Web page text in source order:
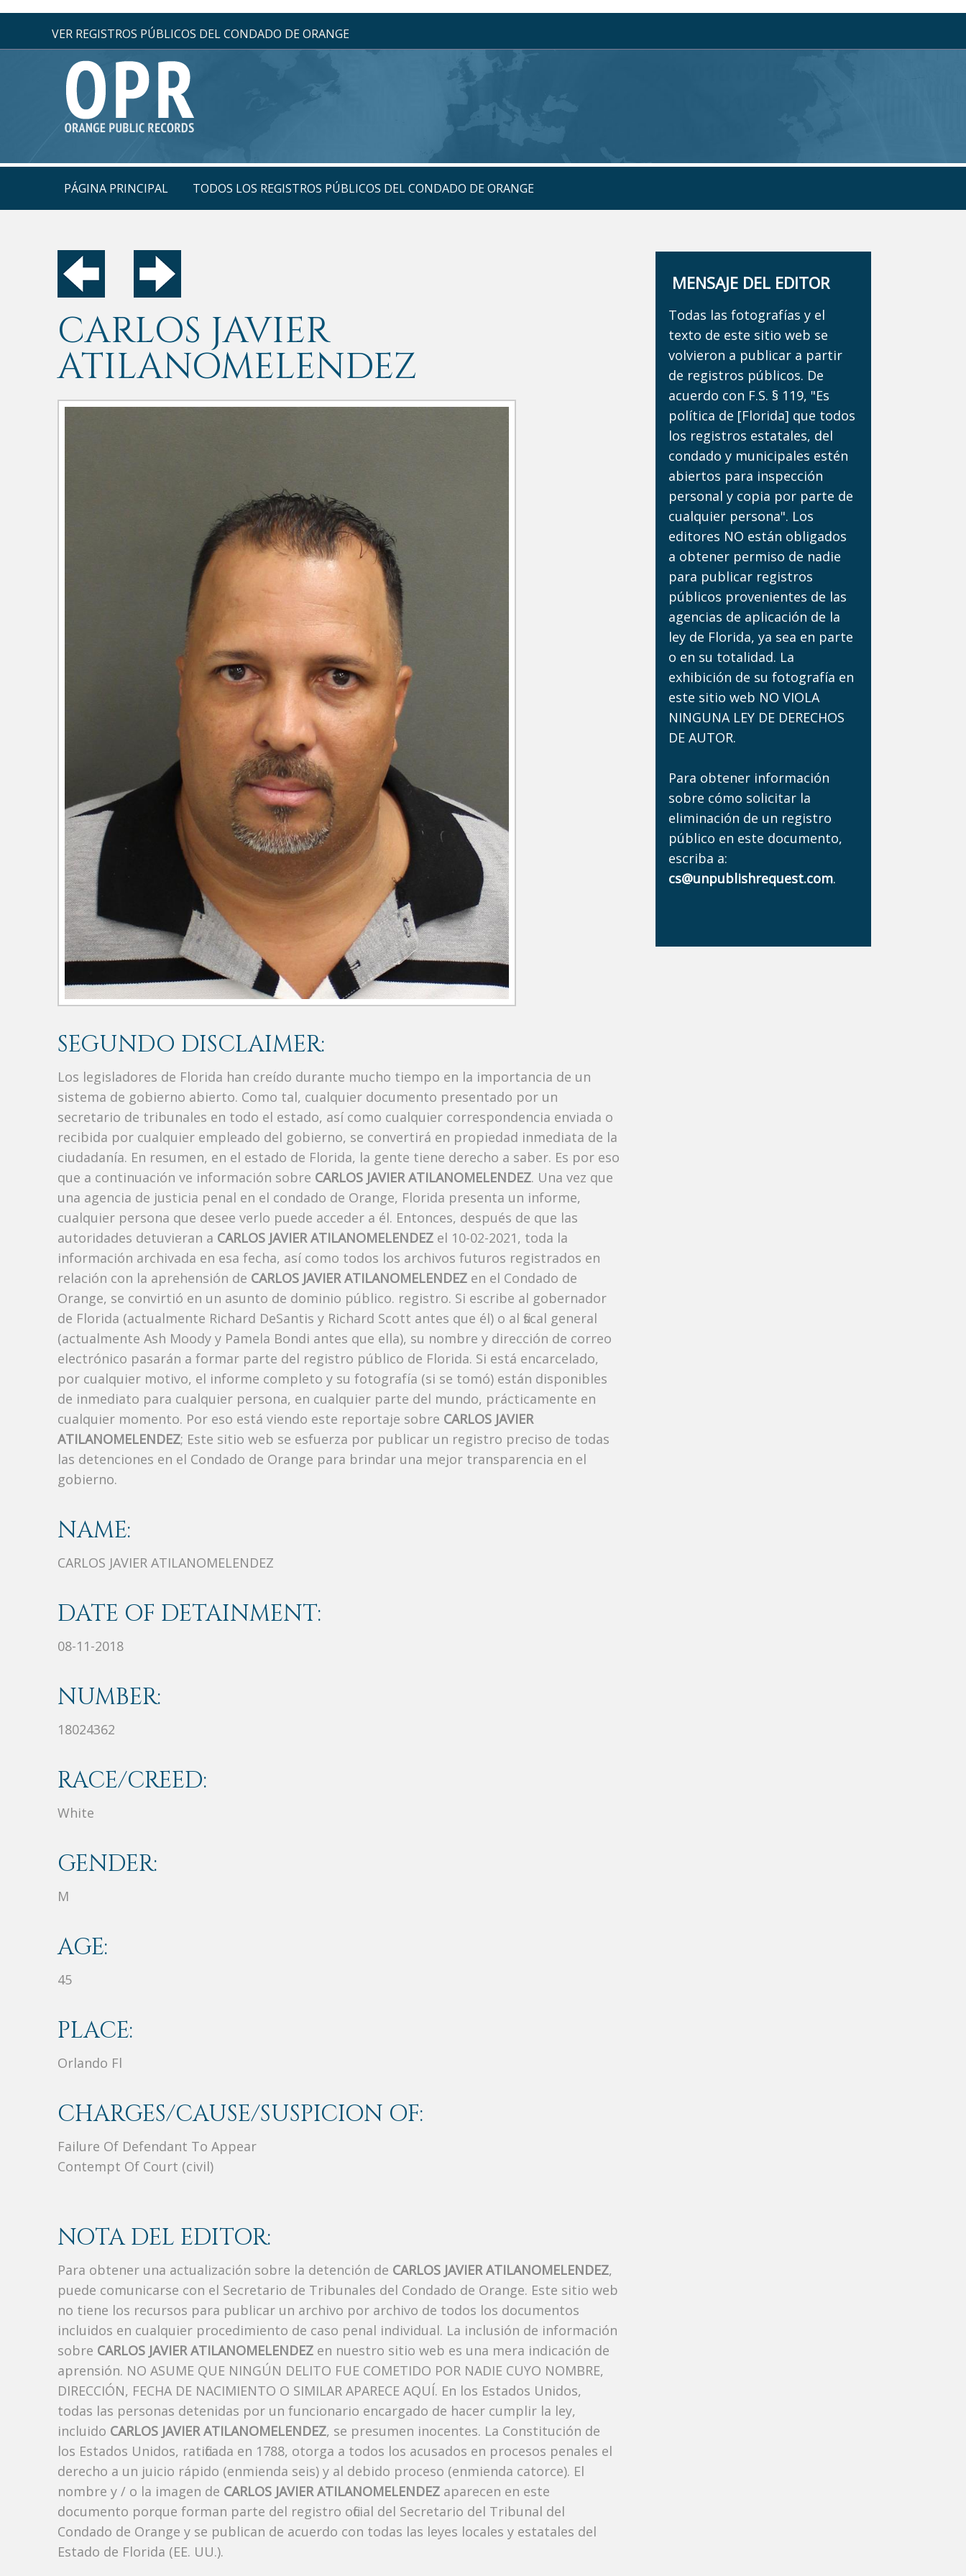
VER REGISTROS PÚBLICOS DEL CONDADO DE ORANGE
PÁGINA PRINCIPAL TODOS LOS REGISTROS PÚBLICOS DEL CONDADO DE ORANGE
CARLOS JAVIER
ATILANOMELENDEZ
SEGUNDO DISCLAIMER:
Los legisladores de Florida han creído durante mucho tiempo en la importancia de un
sistema de gobierno abierto. Como tal, cualquier documento presentado por un
secretario de tribunales en todo el estado, así como cualquier correspondencia enviada o
recibida por cualquier empleado del gobierno, se convertirá en propiedad inmediata de la
ciudadanía. En resumen, en el estado de Florida, la gente tiene derecho a saber. Es por eso
que a continuación ve información sobre CARLOS JAVIER ATILANOMELENDEZ. Una vez que
una agencia de justicia penal en el condado de Orange, Florida presenta un informe,
cualquier persona que desee verlo puede acceder a él. Entonces, después de que las
autoridades detuvieran a CARLOS JAVIER ATILANOMELENDEZ el 10-02-2021, toda la
información archivada en esa fecha, así como todos los archivos futuros registrados en
relación con la aprehensión de CARLOS JAVIER ATILANOMELENDEZ en el Condado de
Orange, se convirtió en un asunto de dominio público. registro. Si escribe al gobernador
de Florida (actualmente Richard DeSantis y Richard Scott antes que él) o al fiscal general
(actualmente Ash Moody y Pamela Bondi antes que ella), su nombre y dirección de correo
electrónico pasarán a formar parte del registro público de Florida. Si está encarcelado,
por cualquier motivo, el informe completo y su fotografía (si se tomó) están disponibles
de inmediato para cualquier persona, en cualquier parte del mundo, prácticamente en
cualquier momento. Por eso está viendo este reportaje sobre CARLOS JAVIER
ATILANOMELENDEZ; Este sitio web se esfuerza por publicar un registro preciso de todas
las detenciones en el Condado de Orange para brindar una mejor transparencia en el
gobierno.
NAME:
CARLOS JAVIER ATILANOMELENDEZ
DATE OF DETAINMENT:
08-11-2018
NUMBER:
18024362
RACE/CREED:
White
GENDER:
M
AGE:
45
PLACE:
Orlando Fl
CHARGES/CAUSE/SUSPICION OF:
Failure Of Defendant To Appear
Contempt Of Court (civil)
NOTA DEL EDITOR:
Para obtener una actualización sobre la detención de CARLOS JAVIER ATILANOMELENDEZ,
puede comunicarse con el Secretario de Tribunales del Condado de Orange. Este sitio web
no tiene los recursos para publicar un archivo por archivo de todos los documentos
incluidos en cualquier procedimiento de caso penal individual. La inclusión de información
sobre CARLOS JAVIER ATILANOMELENDEZ en nuestro sitio web es una mera indicación de
aprensión. NO ASUME QUE NINGÚN DELITO FUE COMETIDO POR NADIE CUYO NOMBRE,
DIRECCIÓN, FECHA DE NACIMIENTO O SIMILAR APARECE AQUÍ. En los Estados Unidos,
todas las personas detenidas por un funcionario encargado de hacer cumplir la ley,
incluido CARLOS JAVIER ATILANOMELENDEZ, se presumen inocentes. La Constitución de
los Estados Unidos, ratificada en 1788, otorga a todos los acusados ​​en procesos penales el
derecho a un juicio rápido (enmienda seis) y al debido proceso (enmienda catorce). El
nombre y / o la imagen de CARLOS JAVIER ATILANOMELENDEZ aparecen en este
documento porque forman parte del registro oficial del Secretario del Tribunal del
Condado de Orange y se publican de acuerdo con todas las leyes locales y estatales del
Estado de Florida (EE. UU.).
MENSAJE DEL EDITOR
Todas las fotografías y el
texto de este sitio web se
volvieron a publicar a partir
de registros públicos. De
acuerdo con F.S. § 119, "Es
política de [Florida] que todos
los registros estatales, del
condado y municipales estén
abiertos para inspección
personal y copia por parte de
cualquier persona". Los
editores NO están obligados
a obtener permiso de nadie
para publicar registros
públicos provenientes de las
agencias de aplicación de la
ley de Florida, ya sea en parte
o en su totalidad. La
exhibición de su fotografía en
este sitio web NO VIOLA
NINGUNA LEY DE DERECHOS
DE AUTOR.
Para obtener información
sobre cómo solicitar la
eliminación de un registro
público en este documento,
escriba a:
cs@unpublishrequest.com.